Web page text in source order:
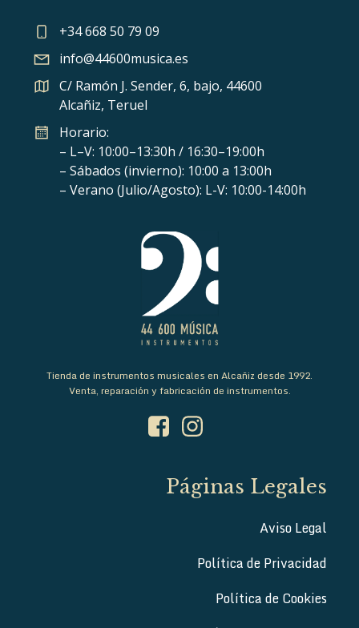
+34 668 50 79 09
info@44600musica.es
C/ Ramón J. Sender, 6, bajo, 44600
Alcañiz, Teruel
Horario:
– L–V: 10:00–13:30h / 16:30–19:00h
– Sábados (invierno): 10:00 a 13:00h
– Verano (Julio/Agosto): L-V: 10:00-14:00h
Tienda de instrumentos musicales en Alcañiz desde 1992.
Venta, reparación y fabricación de instrumentos.
Páginas Legales
Aviso Legal
Política de Privacidad
Política de Cookies